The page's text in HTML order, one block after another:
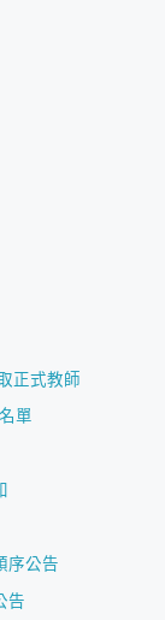
正式教師
單
序公告
告